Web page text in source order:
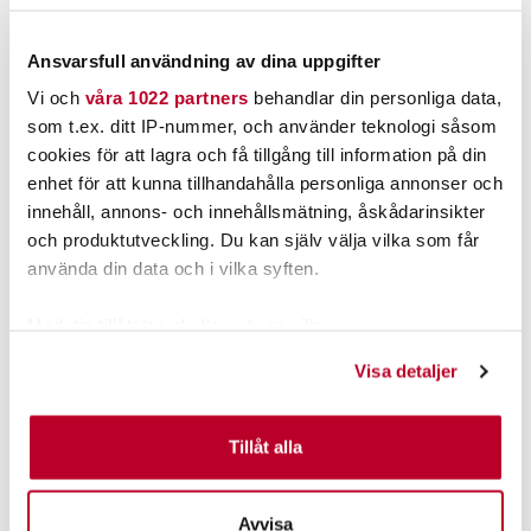
Ansvarsfull användning av dina uppgifter
Vi och våra 1022 partners behandlar din personliga data,
som t.ex. ditt IP-nummer, och använder teknologi såsom
cookies för att lagra och få tillgång till information på din
enhet för att kunna tillhandahålla personliga annonser och
innehåll, annons- och innehållsmätning, åskådarinsikter
och produktutveckling. Du kan själv välja vilka som får
använda din data och i vilka syften.
Identifiera din enhet genom att aktivt skanna den för
specifika kännetecken (fingeravtryck)
Ta reda på mer om hur dina personliga uppgifter
Visa detaljer
Tillåt alla
Avvisa
POPULÄRT JUST NU